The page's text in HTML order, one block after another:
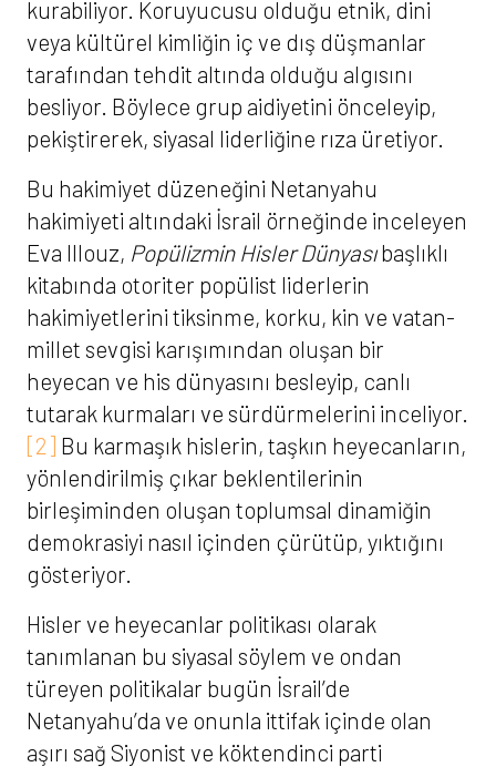
kurabiliyor. Koruyucusu olduğu etnik, dini
veya kültürel kimliğin iç ve dış düşmanlar
tarafından tehdit altında olduğu algısını
besliyor. Böylece grup aidiyetini önceleyip,
pekiştirerek, siyasal liderliğine rıza üretiyor.
Bu hakimiyet düzeneğini Netanyahu
hakimiyeti altındaki İsrail örneğinde inceleyen
Eva Illouz, Popülizmin Hisler Dünyasıbaşlıklı
kitabında otoriter popülist liderlerin
hakimiyetlerini tiksinme, korku, kin ve vatan-
millet sevgisi karışımından oluşan bir
heyecan ve his dünyasını besleyip, canlı
tutarak kurmaları ve sürdürmelerini inceliyor.
[2] Bu karmaşık hislerin, taşkın heyecanların,
yönlendirilmiş çıkar beklentilerinin
birleşiminden oluşan toplumsal dinamiğin
demokrasiyi nasıl içinden çürütüp, yıktığını
gösteriyor.
Hisler ve heyecanlar politikası olarak
tanımlanan bu siyasal söylem ve ondan
türeyen politikalar bugün İsrail’de
Netanyahu’da ve onunla ittifak içinde olan
aşırı sağ Siyonist ve köktendinci parti